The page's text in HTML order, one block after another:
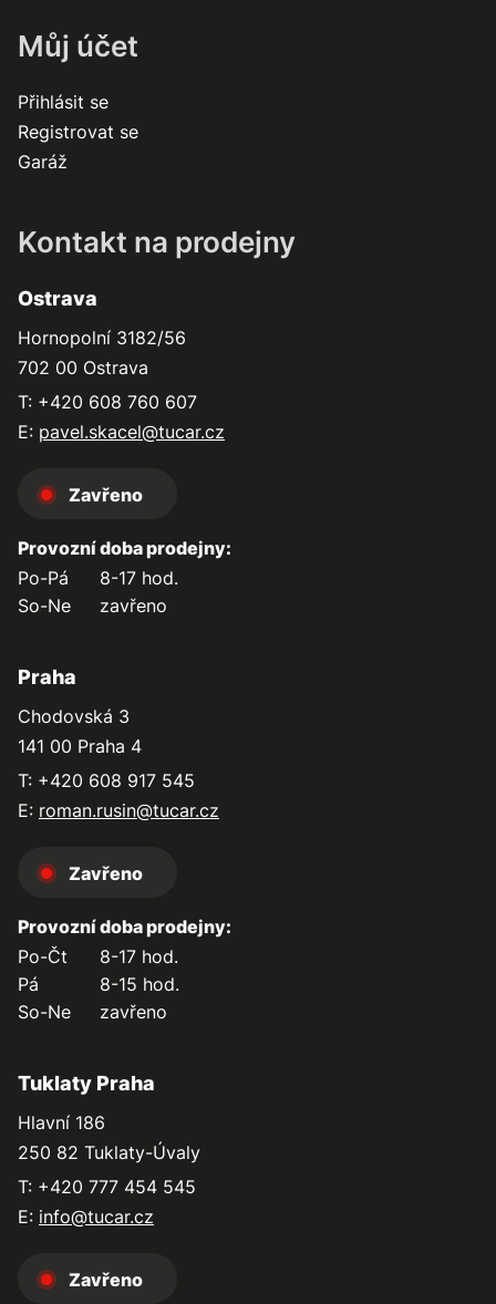
Můj účet
Přihlásit se
Registrovat se
Garáž
Kontakt na prodejny
Ostrava
Hornopolní 3182/56
702 00 Ostrava
T: +420 608 760 607
E: pavel.skacel@tucar.cz
Zavřeno
Provozní doba prodejny:
Po-Pá
8-17 hod.
So-Ne
zavřeno
Praha
Chodovská 3
141 00 Praha 4
T: +420 608 917 545
E: roman.rusin@tucar.cz
Zavřeno
Provozní doba prodejny:
Po-Čt
8-17 hod.
Pá
8-15 hod.
So-Ne
zavřeno
Tuklaty Praha
Hlavní 186
250 82 Tuklaty-Úvaly
T: +420 777 454 545
E: info@tucar.cz
Zavřeno